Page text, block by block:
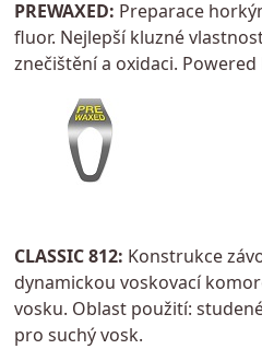
PREWAXED: Preparace
fluor. Nejlepší kluzné
znečištění a oxidaci. Powered
CLASSIC 812: Konstrukce
dynamickou voskovací
vosku. Oblast použití:
pro suchý vosk.